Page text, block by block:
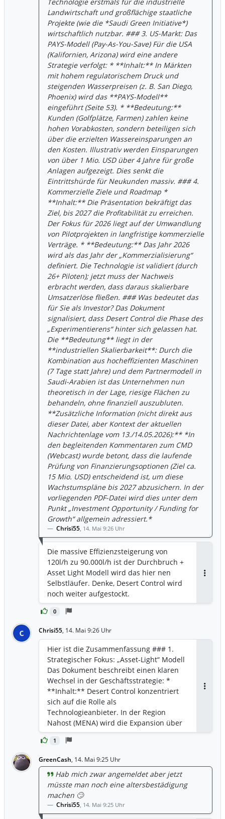
0
Landwirtschaft und großflächige staatliche
Projekte (wie die *Saudi Green Initiative*)
wirtschaftlich nutzbar. ### 3. US-Markt: Das
PAYS-Modell (Pay-As-You-Save) Für die USA
(Kalifornien, Arizona) wird eine andere
Strategie verfolgt: * **Inhalt:** In Märkten
mit hohem regulatorischem Druck und
steigenden Wasserpreisen (z. B. San Diego,
Phoenix) wird das **PAYS-Modell**
eingeführt (Seite 53). * **Bedeutung:**
Kunden (Golfplätze, Farmen) zahlen keine
hohen Vorabkosten, sondern beteiligen sich
über die erzielten Wassereinsparungen an
den Kosten. Illustrativ werden Einsparungen
von über 1 Mio. USD über 4 Jahre für große
Anlagen aufgezeigt. Dies senkt die
Eintrittshürde für Neukunden massiv. ### 4.
Kommerzielle Ziele und Roadmap *
**Inhalt:** Die Präsentation bekräftigt das
Ziel, bis 2027 die Profitabilität zu erreichen.
Der Fokus für 2026 liegt auf der Umwandlung
von Pilotprojekten in langfristige kommerzielle
Verträge. * **Bedeutung:** Das Jahr 2026
wird als das Jahr der „Kommerzialisierung“
definiert. Die Technologie ist validiert (durch
26+ Piloten); jetzt muss der Nachweis
erbracht werden, dass daraus skalierbare
Umsatzerlöse fließen. ### Was bedeutet das
für Sie als Investor? Das Dokument
signalisiert, dass Desert Control die Phase des
„Experimentierens“ hinter sich gelassen hat.
Die **Bedeutung** liegt in der
**industriellen Skalierbarkeit**: Durch die
Kombination aus hocheffizienten Maschinen
(7 Tage statt Jahre) und dem Partnermodell in
Saudi-Arabien ist das Unternehmen nun
theoretisch in der Lage, riesige Flächen zu
behandeln, ohne finanziell auszubluten.
**Zusätzliche Information (nicht direkt aus
dieser Datei, aber Kontext der aktuellen
Nachrichtenlage vom 13./14.05.2026):** *In
den begleitenden Kommentaren zum CMD
(Webcast) wurde betont, dass die laufende
Prüfung von Finanzierungsoptionen (Ziel ca.
15 Mio. USD) entscheidend ist, um diese
Wachstumspläne bis 2027 abzusichern. In der
vorliegenden PDF-Datei wird dies unter dem
Punkt „Investment Opportunity / Funding for
Growth“ allgemein adressiert.*
Chrisi55, 14. Mai 9:26 Uhr
Die massive Effizienzsteigerung von
120l/h zu 90.000l/h ist der Durchbruch +
Asset Light Modell wird das hier nen
Selbstläufer. Denke, Desert Control wird
noch weiter aufgestockt.
C Chrisi55, 14. Mai 9:26 Uhr
1
Hier ist die Zusammenfassung ### 1.
Strategischer Fokus: „Asset-Light“ Modell
Das Dokument beschreibt einen klaren
Wechsel in der Geschäftsstrategie: *
**Inhalt:** Desert Control konzentriert
sich auf die Rolle als
Technologieanbieter. In der Region
Nahost (MENA) wird die Expansion über
**Lizenzpartner** wie *Soyl* (VAE) und
*Saudi Desert Control* (KSA)
Unternehmen muss nicht mehr selbst in
teure Maschinen und Personal vor Ort
investieren (CAPEX-Einstsparung). Die
Partner übernehmen die operativen
Kosten, während Desert Control an
GreenCash, 14. Mai 9:25 Uhr
Hab mich zwar angemeldet aber jetzt
müsste man noch eine altersbestädigung
machen 🙄
Chrisi55, 14. Mai 9:25 Uhr